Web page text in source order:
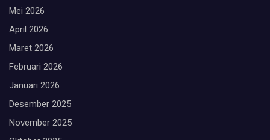
Mei 2026
April 2026
Maret 2026
Februari 2026
Januari 2026
Desember 2025
November 2025